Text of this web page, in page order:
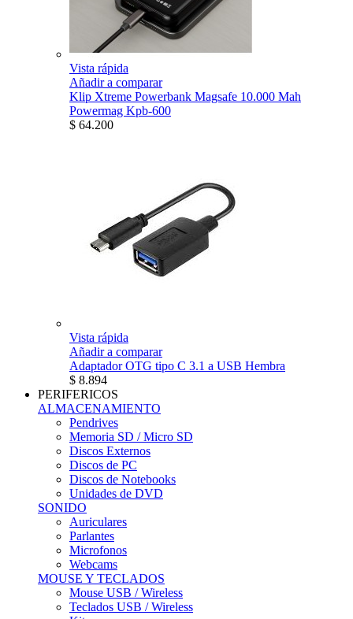
Vista rápida
Añadir a comparar
Klip Xtreme Powerbank Magsafe 10.000 Mah
Powermag Kpb-600
$ 64.200
Vista rápida
Añadir a comparar
Adaptador OTG tipo C 3.1 a USB Hembra
$ 8.894
PERIFERICOS
ALMACENAMIENTO
Pendrives
Memoria SD / Micro SD
Discos Externos
Discos de PC
Discos de Notebooks
Unidades de DVD
SONIDO
Auriculares
Parlantes
Microfonos
Webcams
MOUSE Y TECLADOS
Mouse USB / Wireless
Teclados USB / Wireless